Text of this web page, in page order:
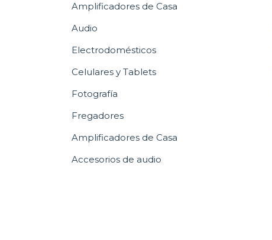
Amplificadores de Casa
Audio
Electrodomésticos
Celulares y Tablets
Fotografía
Fregadores
Amplificadores de Casa
Accesorios de audio